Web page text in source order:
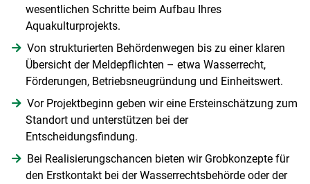
wesentlichen Schritte beim Aufbau Ihres
Aquakulturprojekts.
Von strukturierten Behördenwegen bis zu einer klaren
Übersicht der Meldepflichten – etwa Wasserrecht,
Förderungen, Betriebsneugründung und Einheitswert.
Vor Projektbeginn geben wir eine Ersteinschätzung zum
Standort und unterstützen bei der
Entscheidungsfindung.
Bei Realisierungschancen bieten wir Grobkonzepte für
den Erstkontakt bei der Wasserrechtsbehörde oder der